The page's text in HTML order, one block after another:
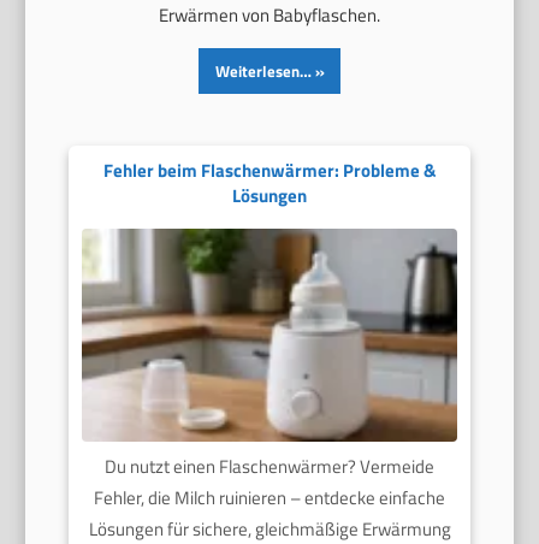
Erwärmen von Babyflaschen.
Weiterlesen…
Fehler beim Flaschenwärmer: Probleme &
Lösungen
Du nutzt einen Flaschenwärmer? Vermeide
Fehler, die Milch ruinieren – entdecke einfache
Lösungen für sichere, gleichmäßige Erwärmung